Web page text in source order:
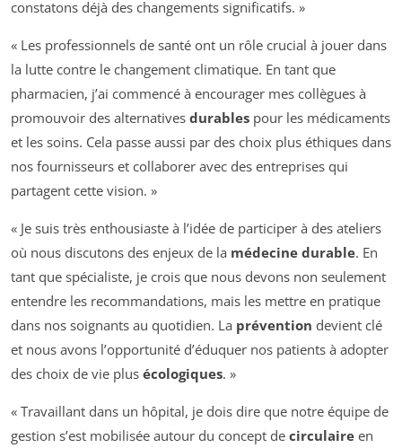
constatons déjà des changements significatifs. »
« Les professionnels de santé ont un rôle crucial à jouer dans
la lutte contre le changement climatique. En tant que
pharmacien, j’ai commencé à encourager mes collègues à
promouvoir des alternatives durables pour les médicaments
et les soins. Cela passe aussi par des choix plus éthiques dans
nos fournisseurs et collaborer avec des entreprises qui
partagent cette vision. »
« Je suis très enthousiaste à l’idée de participer à des ateliers
où nous discutons des enjeux de la médecine durable. En
tant que spécialiste, je crois que nous devons non seulement
entendre les recommandations, mais les mettre en pratique
dans nos soignants au quotidien. La prévention devient clé
et nous avons l’opportunité d’éduquer nos patients à adopter
des choix de vie plus écologiques. »
« Travaillant dans un hôpital, je dois dire que notre équipe de
gestion s’est mobilisée autour du concept de circulaire en